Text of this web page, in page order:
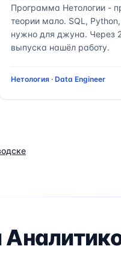
Программа Нетологии -
теории мало. SQL,
нужно для джуна. Через
выпуска нашёл работу.
Нетология · Data Engineer